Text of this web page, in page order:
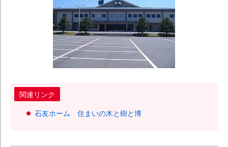
関連リンク
石友ホーム 住まいの木と樹と博